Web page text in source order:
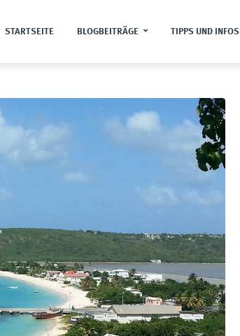
STARTSEITE BLOGBEITRÄGE TIPPS UND INFOS